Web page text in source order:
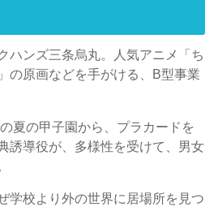
ハンズ三条烏丸。人気アニメ「ち
の原画などを手がける、B型事業
夏の甲子園から、プラカードを
誘導役が、多様性を受けて、男女
学校より外の世界に居場所を見つ